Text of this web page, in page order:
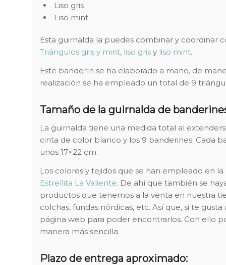
Liso gris
Liso mint
Esta guirnalda la puedes combinar y coordinar
Triángulos gris y mint, liso grisy liso mint.
Este banderín se ha elaborado a mano, de
realización se ha empleado un total de 9
Tamaño de la guirnalda de
La guirnalda tiene una medida total al
cinta de color blanco y los 9 banderines. Cada
unos 17×22 cm.
Los colores y tejidos que se han empleado en
Estrellita La Valiente. De ahí que también se
productos que tenemos a la venta en nuestra
colchas, fundas nórdicas, etc. Así que, si te
página web para poder encontrarlos. Con ello
manera más sencilla.
Plazo de entrega aproximado: